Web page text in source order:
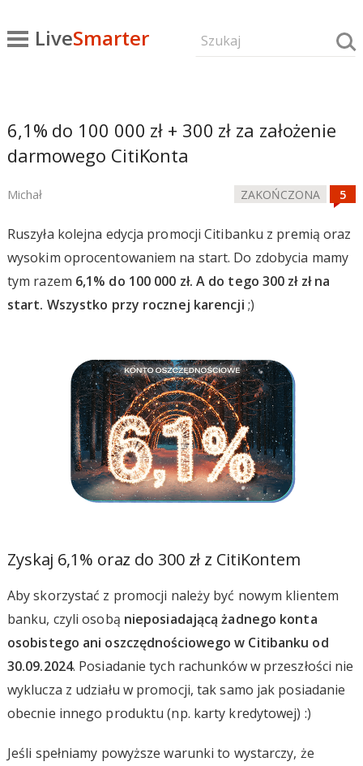
LiveSmarter
6,1% do 100 000 zł + 300 zł za założenie
darmowego CitiKonta
Michał ZAKOŃCZONA
Ruszyła kolejna edycja promocji Citibanku z premią oraz
wysokim oprocentowaniem na start. Do zdobycia mamy
tym razem 6,1% do 100 000 zł. A do tego 300 zł zł na
start. Wszystko przy rocznej karencji ;)
Zyskaj 6,1% oraz do 300 zł z CitiKontem
Aby skorzystać z promocji należy być nowym klientem
banku, czyli osobą nieposiadającą żadnego konta
osobistego ani oszczędnościowego w Citibanku od
30.09.2024. Posiadanie tych rachunków w przeszłości nie
wyklucza z udziału w promocji, tak samo jak posiadanie
obecnie innego produktu (np. karty kredytowej) :)
Jeśli spełniamy powyższe warunki to wystarczy, że